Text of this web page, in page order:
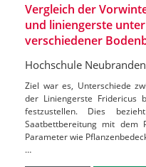
Vergleich der
und liniengerste
verschiedener
Hochschule
Ziel war es, Unterschiede
der Liniengerste Fridericus
festzustellen. Dies
Saatbettbereitung mit dem
Parameter wie
…